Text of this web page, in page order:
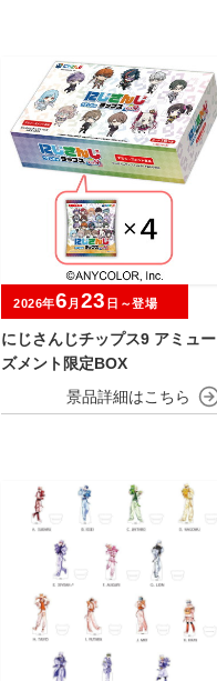
にじさんじチップス9 アミュー
ズメント限定BOX
2026年6 月 23 日～登場